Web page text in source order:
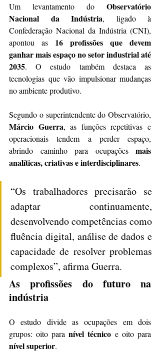
Um levantamento do Observatório
Nacional da Indústria, ligado à
Confederação Nacional da Indústria (CNI),
apontou as 16 profissões que devem
ganhar mais espaço no setor industrial até
2035. O estudo também destaca as
tecnologias que vão impulsionar mudanças
no ambiente produtivo.
Márcio Guerra, as funções repetitivas e
operacionais tendem a perder espaço,
abrindo caminho para ocupações mais
analíticas, criativas e interdisciplinares.
“Os trabalhadores precisarão se
adaptar continuamente,
desenvolvendo competências como
fluência digital, análise de dados e
capacidade de resolver problemas
complexos”, afirma Guerra.
As profissões do futuro na
indústria
O estudo divide as ocupações em dois
grupos: oito para nível técnico
nível superior.